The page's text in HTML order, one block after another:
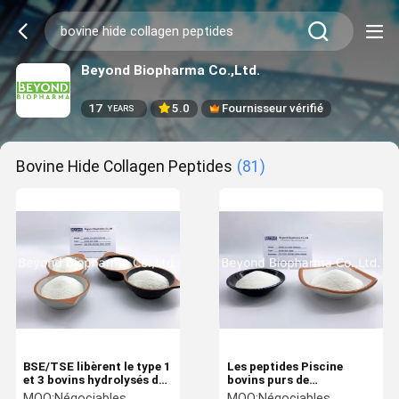
Beyond Biopharma Co.,Ltd.
17 YEARS 5.0 Fournisseur vérifié
Bovine Hide Collagen Peptides (81)
BSE/TSE libèrent le type 1
et 3 bovins hydrolysés de
peptides de collagène de
Les peptides Piscine
bovins purs de
collagène/ont hydrolysé